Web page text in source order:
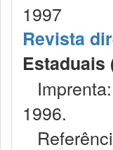
1997
Revista
Estaduais
1996.